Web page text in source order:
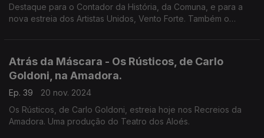
Destaque para o Contador da História, da Comuna, e para a
nova estreia dos Artistas Unidos, Vento Forte. Também o
Atrás da Máscara - Os Rústicos, de Carlo
Goldoni, na Amadora.
Ep. 39
20 nov. 2024
Os Rústicos, de Carlo Goldoni, estreia hoje nos Recreios da
Amadora. Uma produção do Teatro dos Aloés.